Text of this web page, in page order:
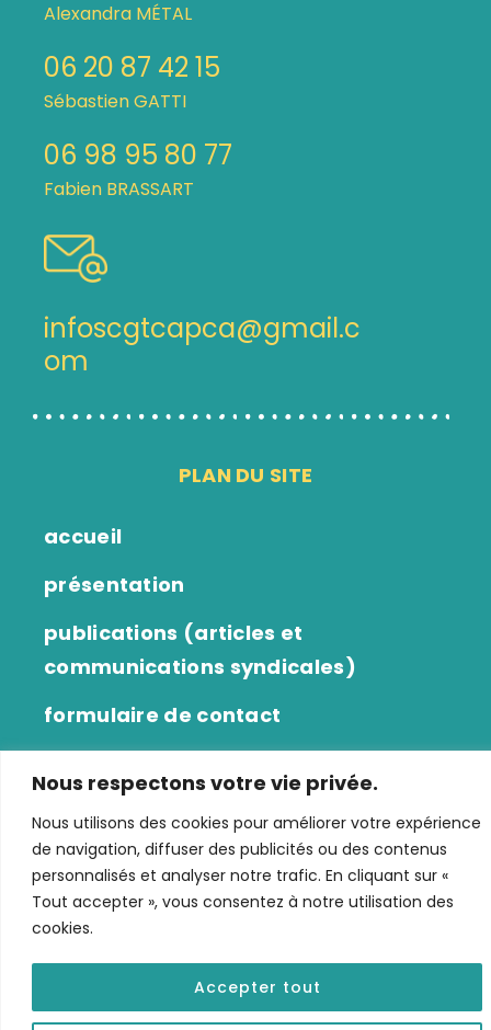
Nous respectons votre vie privée.
Nous utilisons des cookies pour améliorer votre expérience
de navigation, diffuser des publicités ou des contenus
personnalisés et analyser notre trafic. En cliquant sur «
Tout accepter », vous consentez à notre utilisation des
cookies.
Accepter tout
Alexandra MÉTAL
06 20 87 42 15
Sébastien GATTI
06 98 95 80 77
Fabien BRASSART
infoscgtcapca@gmail.c
om
PLAN DU SITE
accueil
présentation
publications (articles et
communications syndicales)
formulaire de contact
bilans comptables
Copyright © 2026 CGT CAPCA • Tous droits réservés •
Mentions légales
Site réalisé par La Storytelleuse